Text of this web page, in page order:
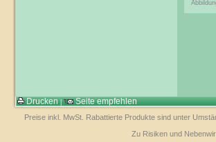
Drucken Seite empfehlen
Preise inkl. MwSt. Rabattierte Produkte sind unter
Zu Risiken und